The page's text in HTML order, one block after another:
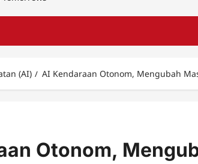
(AI) AI Kendaraan Otonom, Mengubah
Otonom,